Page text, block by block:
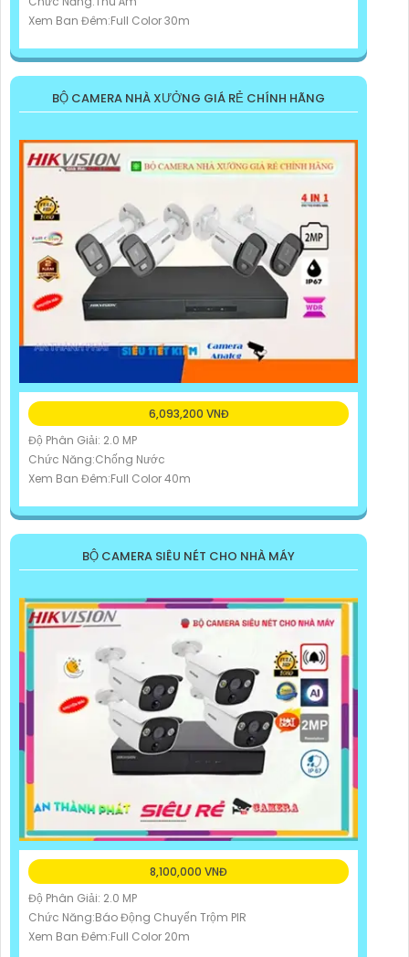
Xem Ban Đêm:Full Color 30m
BỘ CAMERA NHÀ XƯỞNG GIÁ RẺ CHÍNH HÃNG
6,093,200 VNĐ
Độ Phân Giải: 2.0 MP
Chức Năng:Chống Nước
Xem Ban Đêm:Full Color 40m
BỘ CAMERA SIÊU NÉT CHO NHÀ MÁY
8,100,000 VNĐ
Độ Phân Giải: 2.0 MP
Chức Năng:Báo Động Chuyển Trộm PIR
Xem Ban Đêm:Full Color 20m